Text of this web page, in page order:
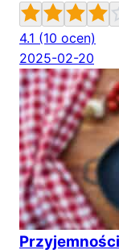
4.1 (10 ocen)
2025-02-20